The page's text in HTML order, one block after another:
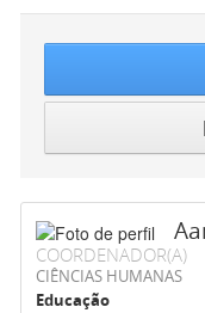
COORDENADOR(A)
CIÊNCIAS HUMANAS
Educação